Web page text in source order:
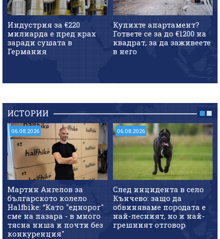
Индустрия за €220
милиарда е пред крах
заради сушата в
Германия
Купихте апартамент?
Гответе се за до €1200 на
квадрат, за да заживеете
в него
ИСТОРИИ
06.08.2026
Мартин Ангелов за
българското колело
Halfbike: “Като "еднорог"
сме на пазара - в много
тясна ниша и почти без
конкуренция"
06.08.2026
След инцидента в село
Кънчево: защо да
обвиняваме породата е
най-лесният, но и най-
грешният отговор